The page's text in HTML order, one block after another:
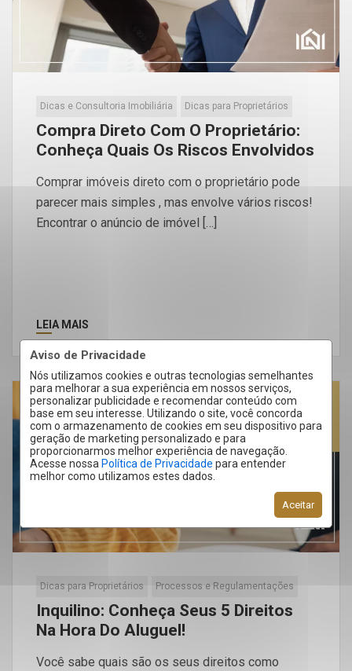
Aviso de Privacidade
Nós utilizamos cookies e outras tecnologias semelhantes
para melhorar a sua experiência em nossos serviços,
personalizar publicidade e recomendar conteúdo com
base em seu interesse. Utilizando o site, você concorda
com o armazenamento de cookies em seu dispositivo para
geração de marketing personalizado e para
proporcionarmos melhor experiência de navegação.
Acesse nossa Política de Privacidade para entender
melhor como utilizamos estes dados.
Aceitar
Dicas e Consultoria Imobiliária Dicas para Proprietários
Compra Direto Com O Proprietário:
Conheça Quais Os Riscos Envolvidos
Comprar imóveis direto com o proprietário pode
parecer mais simples , mas envolve vários riscos!
Encontrar o anúncio de imóvel […]
LEIA MAIS
28
Set
Dicas para Proprietários Processos e Regulamentações
Inquilino: Conheça Seus 5 Direitos
Na Hora Do Aluguel!
Você sabe quais são os seus direitos como